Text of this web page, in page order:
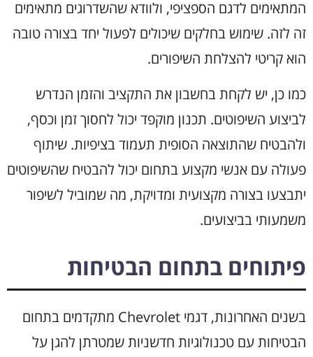
המתאימים לדגם הספציפי, ולוודא שהשדרוגים מתאימים
זה לזה. שימוש בחלקים שיכולים לפעול יחד בצורה טובה
הוא קריטי להצלחת השיפורים.
כמו כן, יש לקחת בחשבון את התקציב והזמן הנדרש
לביצוע השיפוטים. תכנון מוקפד יכול לחסוך זמן וכסף,
ולהבטיח שהתוצאה הסופית תעמוד בציפיות. שיתוף
פעולה עם אנשי מקצוע בתחום יכול להבטיח שהשיפוטים
יתבצעו בצורה מקצועית ומדויקת, מה שמוביל לשיפור
משמעותי בביצועים.
פיתוחים בתחום הבטיחות
בשנים האחרונות, דגמי Chevrolet מתקדמים בתחום
הבטיחות עם טכנולוגיות חדשניות שמטרתן להגן על